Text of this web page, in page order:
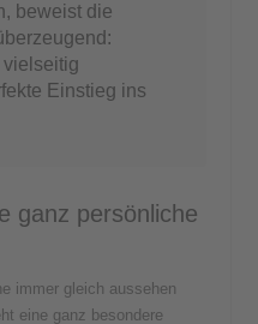
beweist die
vielseitig
Einstieg ins
ganz persönliche
immer gleich aussehen
eine ganz besondere